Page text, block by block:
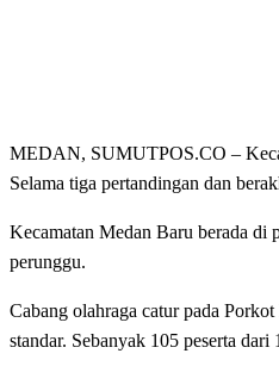
MEDAN, SUMUTPOS.CO –
Selama tiga pertandingan dan
Kecamatan Medan Baru berada di
perunggu.
Cabang olahraga catur pada
standar. Sebanyak 105 peserta